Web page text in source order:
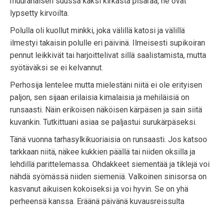
lypsetty kirvoilta.
Polulla oli kuollut minkki, joka välillä katosi ja välillä
ilmestyi takaisin polulle eri päivinä. Ilmeisesti supikoiran
pennut leikkivät tai harjoittelivat sillä saalistamista, mutta
syötäväksi se ei kelvannut.
Perhosija lentelee mutta mielestäni niitä ei ole erityisen
paljon, sen sijaan erilaisia kimalaisia ja mehiläisiä on
runsaasti. Näin erikoisen näköisen kärpäsen ja sain siitä
kuvankin. Tutkittuani asiaa se paljastui surukärpäseksi.
Tänä vuonna tarhasylkikuoriaisia on runsaasti. Jos katsoo
tarkkaan niitä, näkee kukkien päällä tai niiden oksilla ja
lehdillä parittelemassa. Ohdakkeet siementää ja tiklejä voi
nähdä syömässä niiden siemeniä. Valkoinen sinisorsa on
kasvanut aikuisen kokoiseksi ja voi hyvin. Se on yhä
perheensä kanssa. Eräänä päivänä kuvausreissulta